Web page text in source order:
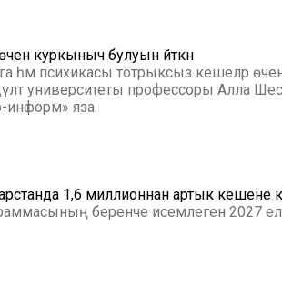
куркыныч булуын әйткән
һәм психикасы тотрыксыз кешеләр
информ» яза.
1,6 миллионнан артык кешене
беренче исемлеген 2027